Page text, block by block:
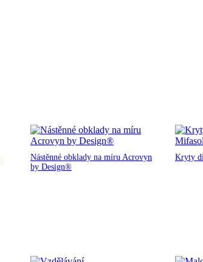
Nástěnné obklady na míru Acrovyn
by Design®
Kryty